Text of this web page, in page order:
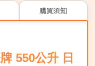
購買須知
550公升 日